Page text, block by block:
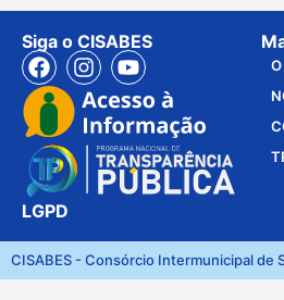
Siga o CISABES
LGPD
CISABES - Consórcio Intermunicipal de